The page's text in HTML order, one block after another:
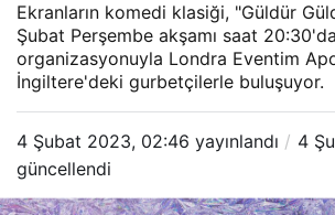
Ekranların komedi klasiği, "Güldür
Şubat Perşembe akşamı saat
organizasyonuyla Londra Eventim
İngiltere'deki gurbetçilerle buluşuyor.
4 Şubat 2023, 02:46 yayınlandı
4
güncellendi